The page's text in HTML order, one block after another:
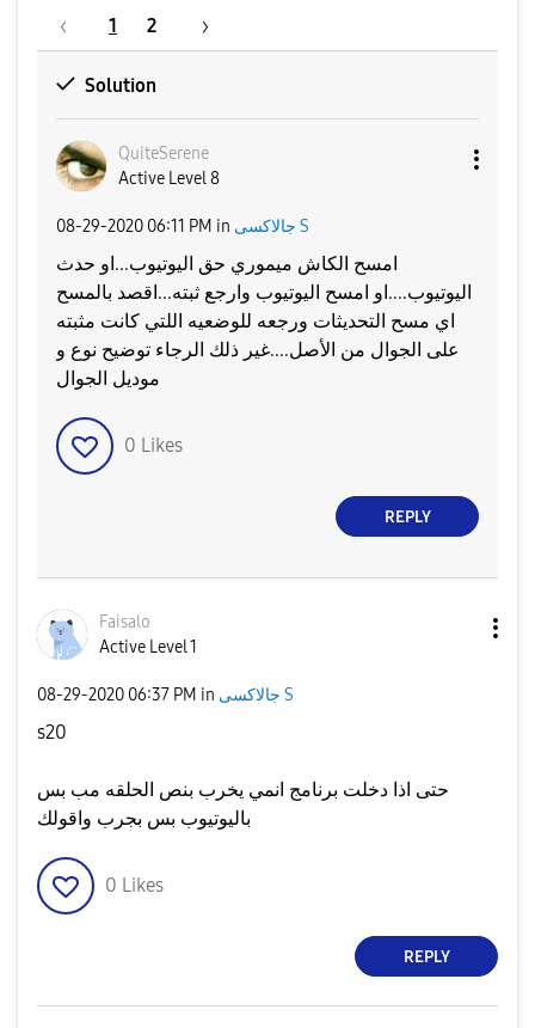
1 2
Solution
QuiteSerene
Active Level 8
‎08-29-2020 06:11 PM in جالاكسى S
امسح الكاش ميموري حق اليوتيوب...او حدث
اليوتيوب....او امسح اليوتيوب وارجع ثبته...اقصد بالمسح
اي مسح التحديثات ورجعه للوضعيه اللتي كانت مثبته
على الجوال من الأصل....غير ذلك الرجاء توضيح نوع و
موديل الجوال
0 Likes
REPLY
Faisalo
Active Level 1
‎08-29-2020 06:37 PM in جالاكسى S
s20
حتى اذا دخلت برنامج انمي يخرب بنص الحلقه مب بس
باليوتيوب بس بجرب واقولك
0 Likes
REPLY